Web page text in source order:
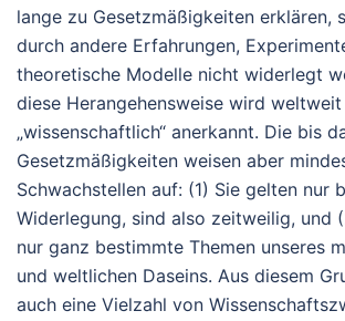
lange zu Gesetzmäßigkeiten erklären,
durch andere Erfahrungen,
theoretische Modelle nicht widerlegt
diese Herangehensweise wird
„wissenschaftlich“ anerkannt. Die bis
Gesetzmäßigkeiten weisen aber
Schwachstellen auf: (1) Sie gelten nur
Widerlegung, sind also zeitweilig, und
nur ganz bestimmte Themen unseres
und weltlichen Daseins. Aus diesem
auch eine Vielzahl von